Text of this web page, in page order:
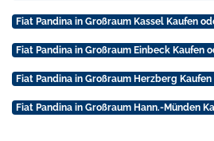
Fiat Pandina in Großraum Kassel Kaufen
Fiat Pandina in Großraum Einbeck Kaufen
Fiat Pandina in Großraum Herzberg
Fiat Pandina in Großraum Hann.-Münden